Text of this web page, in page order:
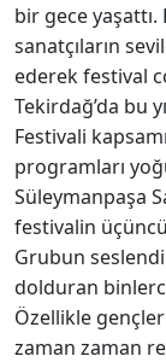
bir gece yaşattı.
sanatçıların
ederek festival
Tekirdağ’da bu
Festivali
programları
Süleymanpaşa
festivalin
Grubun
dolduran
Özellikle
zaman zaman